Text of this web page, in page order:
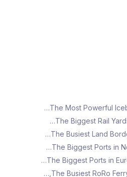
The Most Powerful
The Biggest Rail
The Busiest Land
The Biggest Ports in
The Biggest Ports in
The Busiest RoRo